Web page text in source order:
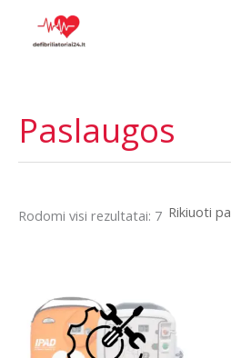
turinio
Paslaugos
Rodomi visi rezultatai: 7Rūšiuojama